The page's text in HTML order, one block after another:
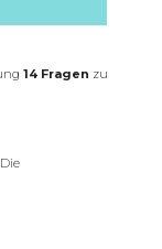
14 Fragen zu